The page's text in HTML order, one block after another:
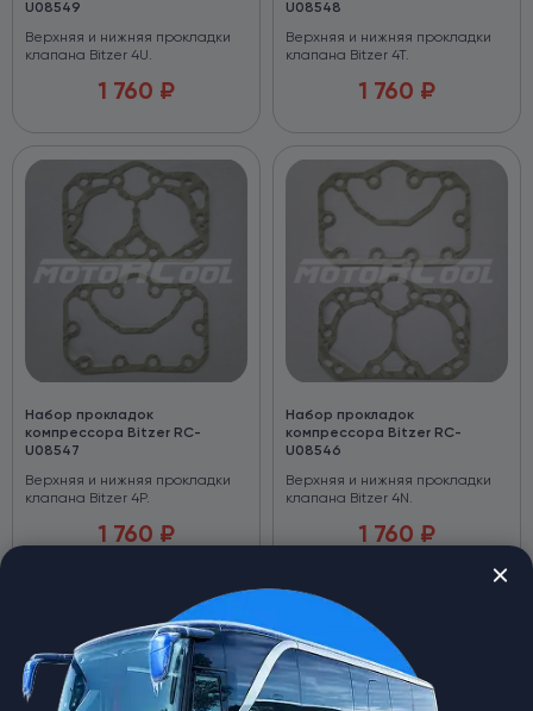
U08549
Верхняя и нижняя прокладки
клапана Bitzer 4U.
1 760 ₽
U08548
Верхняя и нижняя прокладки
клапана Bitzer 4T.
1 760 ₽
Набор прокладок
компрессора Bitzer RC-
U08547
Верхняя и нижняя прокладки
клапана Bitzer 4P.
1 760 ₽
Набор прокладок
компрессора Bitzer RC-
U08546
Верхняя и нижняя прокладки
клапана Bitzer 4N.
1 760 ₽